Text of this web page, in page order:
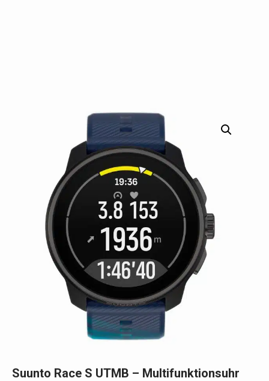
Suunto Race S UTMB – Multifunktionsuhr